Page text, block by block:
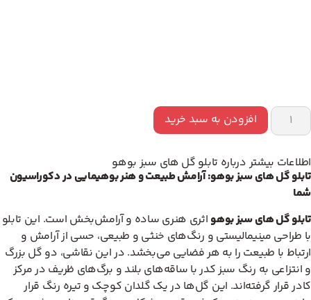
افزودن به سبد خرید
اطلاعات بیشتر درباره تابلو گل های سبز بوهو
تابلو گل های سبز بوهو: آرامش طبیعت و هنر بوهیمایی در دکوراسیون
شما
تابلو گل های سبز بوهو اثری هنری ساده و آرامش‌بخش است. این تابلو
با طراحی مینیمالیستی و رنگ‌های خنثی و طبیعی، حسی از آرامش و
ارتباط با طبیعت را به هر فضایی می‌بخشد. در این نقاشی، دو گل بزرگ
و انتزاعی به رنگ سبز کدر با ساقه‌های بلند و برگ‌های ظریف در مرکز
کادر قرار گرفته‌اند. این گل‌ها در یک گلدان کوچک و تیره رنگ قرار